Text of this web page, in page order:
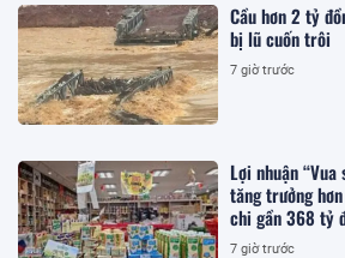
Cầu hơn 2 tỷ
bị lũ cuốn trôi
7 giờ trước
Lợi nhuận “Vua
tăng trưởng
chi gần 368 tỷ
tháng 8
7 giờ trước